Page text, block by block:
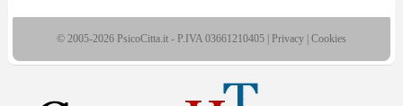
© 2005-2026 PsicoCitta.it - P.IVA 03661210405 | Privacy Cookies